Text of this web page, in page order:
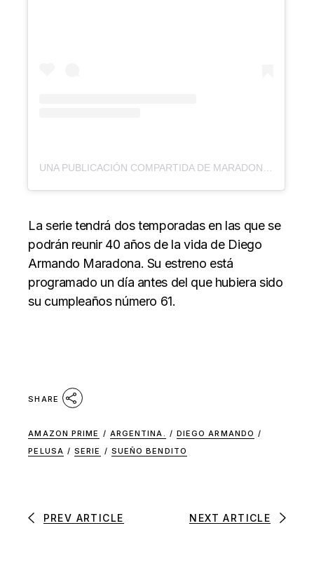
UNA PUBLICACIÓN COMPARTIDA DE MARADONA: SUEÑO BENDITO (@MARADONAPRIMEVIDEO)
La serie tendrá dos temporadas en las que se
podrán reunir 40 años de la vida de Diego
Armando Maradona. Su estreno está
programado un día antes del que hubiera sido
su cumpleaños número 61.
SHARE
AMAZON PRIME / ARGENTINA. / DIEGO ARMANDO /
PELUSA / SERIE / SUEÑO BENDITO
PREV ARTICLE NEXT ARTICLE